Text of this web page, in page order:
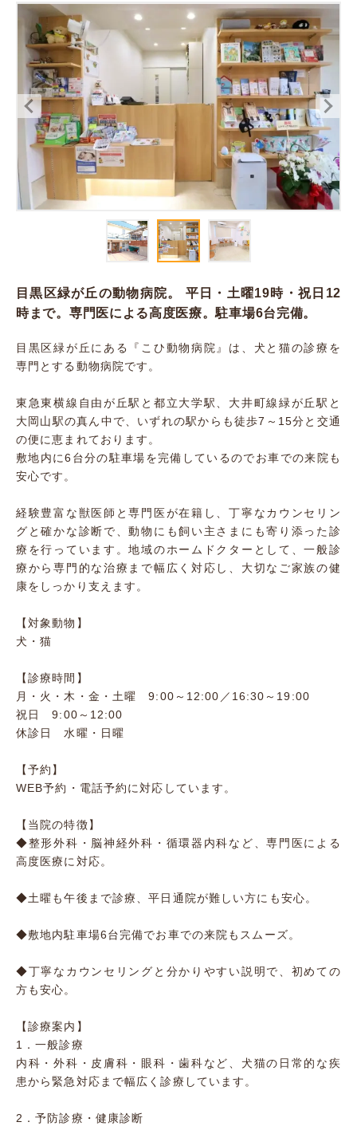
目黒区緑が丘の動物病院。 平日・土曜19時・祝日12
時まで。専門医による高度医療。駐車場6台完備。
目黒区緑が丘にある『こひ動物病院』は、犬と猫の診療を
専門とする動物病院です。
東急東横線自由が丘駅と都立大学駅、大井町線緑が丘駅と
大岡山駅の真ん中で、いずれの駅からも徒歩7～15分と交通
の便に恵まれております。
敷地内に6台分の駐車場を完備しているのでお車での来院も
安心です。
経験豊富な獣医師と専門医が在籍し、丁寧なカウンセリン
グと確かな診断で、動物にも飼い主さまにも寄り添った診
療を行っています。地域のホームドクターとして、一般診
療から専門的な治療まで幅広く対応し、大切なご家族の健
康をしっかり支えます。
【対象動物】
犬・猫
【診療時間】
月・火・木・金・土曜 9:00～12:00／16:30～19:00
祝日 9:00～12:00
休診日 水曜・日曜
【予約】
WEB予約・電話予約に対応しています。
【当院の特徴】
◆整形外科・脳神経外科・循環器内科など、専門医による
高度医療に対応。
◆土曜も午後まで診療、平日通院が難しい方にも安心。
◆敷地内駐車場6台完備でお車での来院もスムーズ。
◆丁寧なカウンセリングと分かりやすい説明で、初めての
方も安心。
【診療案内】
1．一般診療
内科・外科・皮膚科・眼科・歯科など、犬猫の日常的な疾
患から緊急対応まで幅広く診療しています。
2．予防診療・健康診断